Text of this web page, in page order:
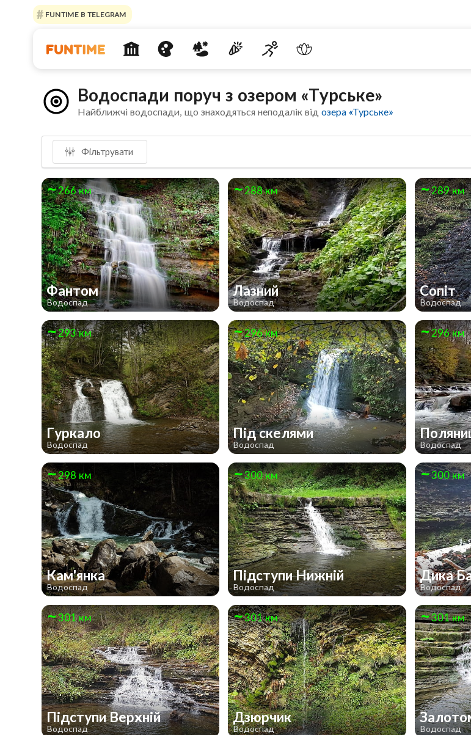
FUNTIME В TELEGRAM
Водоспади поруч з озером «Турське»
Найближчі водоспади, що знаходяться неподалік відозера «Турське»
Фільтрувати
266 км
Фантом
Водоспад
288 км
Лазний
Водоспад
289 км
Сопіт
Водоспад
293 км
Гуркало
Водоспад
296 км
Під скелями
Водоспад
296 км
Водоспад
298 км
Кам'янка
Водоспад
300 км
Підступи Нижній
Водоспад
300 км
Дика
Водоспад
301 км
Підступи Верхній
Водоспад
301 км
Дзюрчик
Водоспад
301 км
Водоспад